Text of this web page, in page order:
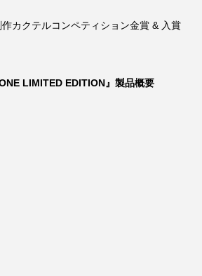
作カクテルコンペティション金賞 & 入賞
LIMITED EDITION』製品概要